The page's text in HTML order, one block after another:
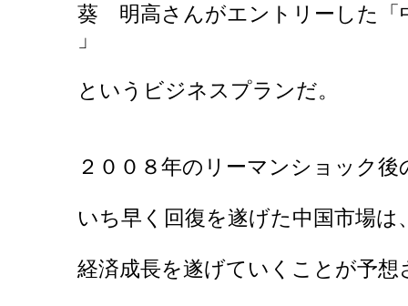
葵 明高さんがエントリーした「
」
というビジネスプランだ。
２００８年のリーマンショック後
いち早く回復を遂げた中国市場は
経済成長を遂げていくことが予想